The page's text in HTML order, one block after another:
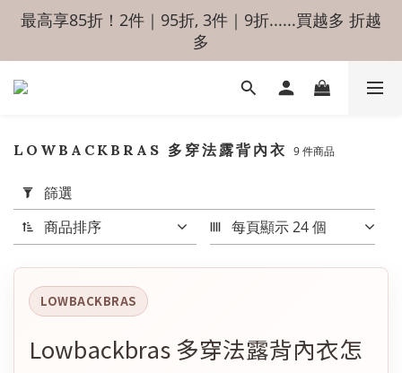
最高享85折！2件｜95折, 3件｜9折......買越多 折越
多
用
篩
選
(0/20)
(NT$)
LOWBACKBRAS 多穿法露背內衣 9 件商品
篩選
商品排序
每頁顯示 24 個
LOWBACKBRAS
Lowbackbras 多穿法露背內衣怎